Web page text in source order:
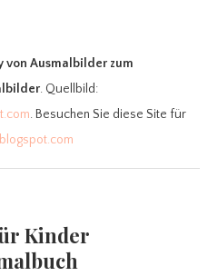
von Ausmalbilder zum
. Quellbild:
. Besuchen Sie diese Site für
Kinder